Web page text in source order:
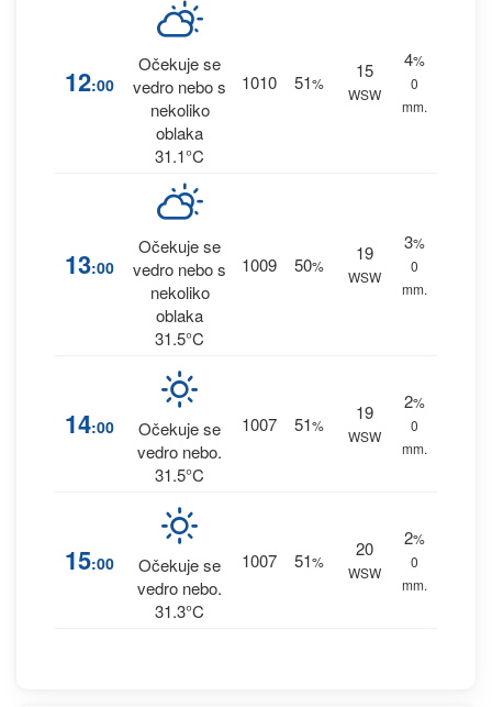
12:00
Očekuje se
vedro nebo s
nekoliko
oblaka
31.1°C
1010 51%
15
WSW
4%
0
mm.
13:00
Očekuje se
vedro nebo s
nekoliko
oblaka
31.5°C
1009 50%
19
WSW
3%
0
mm.
14:00
Očekuje se
vedro nebo.
31.5°C
1007 51%
19
WSW
2%
0
mm.
15:00
Očekuje se
vedro nebo.
31.3°C
1007 51%
20
WSW
2%
0
mm.